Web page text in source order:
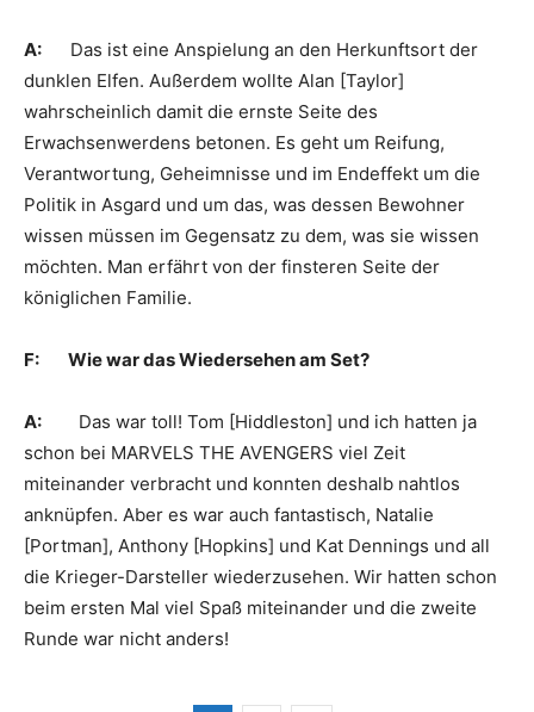
A: Das ist eine Anspielung an den Herkunftsort der
dunklen Elfen. Außerdem wollte Alan [Taylor]
wahrscheinlich damit die ernste Seite des
Erwachsenwerdens betonen. Es geht um Reifung,
Verantwortung, Geheimnisse und im Endeffekt um die
Politik in Asgard und um das, was dessen Bewohner
wissen müssen im Gegensatz zu dem, was sie wissen
möchten. Man erfährt von der finsteren Seite der
königlichen Familie.
F: Wie war das Wiedersehen am Set?
A:
Das war toll! Tom [Hiddleston] und ich hatten ja
schon bei MARVELS THE AVENGERS viel Zeit
miteinander verbracht und konnten deshalb nahtlos
anknüpfen. Aber es war auch fantastisch, Natalie
[Portman], Anthony [Hopkins] und Kat Dennings und all
die Krieger-Darsteller wiederzusehen. Wir hatten schon
beim ersten Mal viel Spaß miteinander und die zweite
Runde war nicht anders!